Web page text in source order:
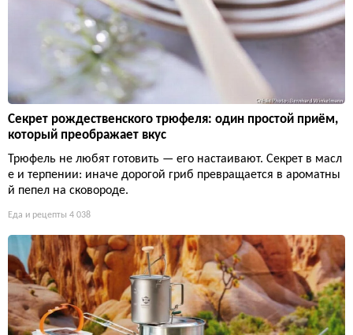
Секрет рождественского трюфеля: один простой приём,
который преображает вкус
Трюфель не любят готовить — его настаивают. Секрет в масл
е и терпении: иначе дорогой гриб превращается в ароматны
й пепел на сковороде.
Еда и рецепты 4 038